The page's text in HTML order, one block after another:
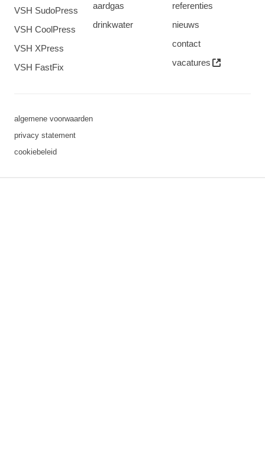
VSH SudoPress
VSH CoolPress
VSH XPress
VSH FastFix
aardgas
drinkwater
referenties
nieuws
contact
vacatures
algemene voorwaarden
privacy statement
cookiebeleid